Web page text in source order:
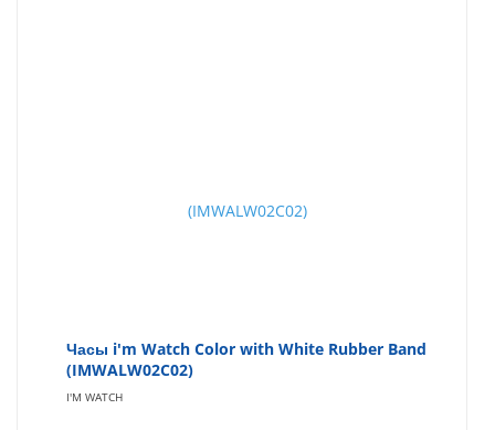
Часы i'm Watch Color with White Rubber Band
(IMWALW02C02)
I'M WATCH